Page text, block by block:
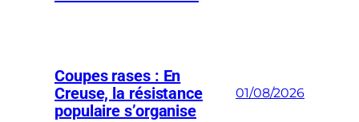
Coupes rases : En
Creuse, la résistance
populaire s’organise
01/08/2026